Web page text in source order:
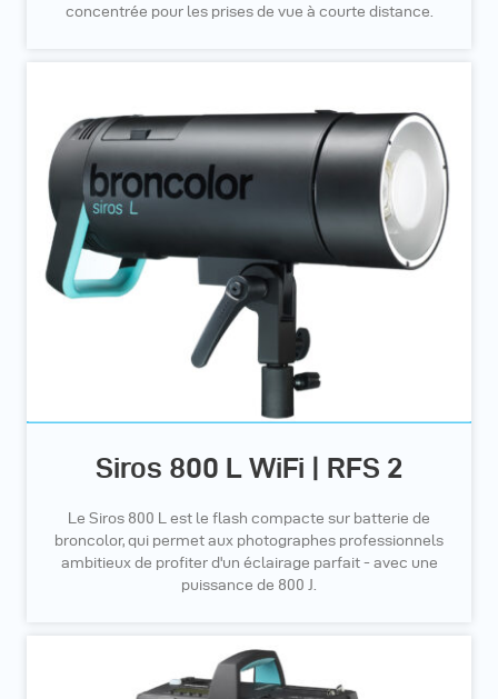
concentrée pour les prises de vue à courte distance.
Siros 800 L WiFi | RFS 2
Le Siros 800 L est le flash compacte sur batterie de
broncolor, qui permet aux photographes professionnels
ambitieux de profiter d'un éclairage parfait - avec une
puissance de 800 J.